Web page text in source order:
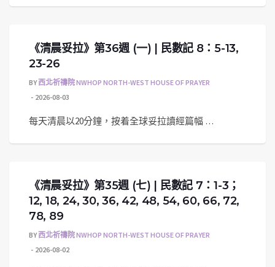
《清晨妥拉》第36週 (一) | 民數記 8：5-13,
23-26
BY西北祈禱院 NWHOP NORTH-WEST HOUSE OF PRAYER
2026-08-03
每天清晨以20分鐘，按着全球妥拉讀經篇幅 …
《清晨妥拉》第35週 (七) | 民數記 7：1-3；
12, 18, 24, 30, 36, 42, 48, 54, 60, 66, 72,
78, 89
BY西北祈禱院 NWHOP NORTH-WEST HOUSE OF PRAYER
2026-08-02